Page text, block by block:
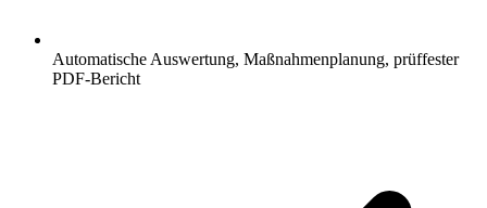
Automatische Auswertung, Maßnahmenplanung, prüffester
PDF-Bericht